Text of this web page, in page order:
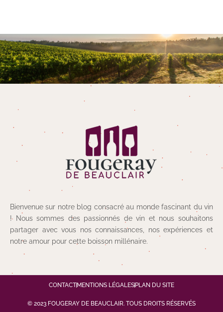
Bienvenue sur notre blog consacré au monde fascinant du vin
! Nous sommes des passionnés de vin et nous souhaitons
partager avec vous nos connaissances, nos expériences et
notre amour pour cette boisson millénaire.
CONTACTMENTIONS LÉGALESPLAN DU SITE
© 2023 FOUGERAY DE BEAUCLAIR. TOUS DROITS RÉSERVÉS